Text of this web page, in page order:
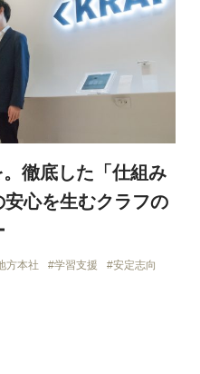
徹底した「仕組み
心を生むクラフの
方本社 学習支援 安定志向